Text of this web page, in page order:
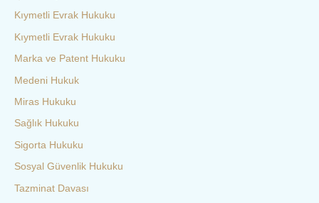
Kıymetli Evrak Hukuku
Kıymetli Evrak Hukuku
Marka ve Patent Hukuku
Medeni Hukuk
Miras Hukuku
Sağlık Hukuku
Sigorta Hukuku
Sosyal Güvenlik Hukuku
Tazminat Davası